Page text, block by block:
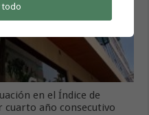
en el Índice de
cuarto año consecutivo
todo